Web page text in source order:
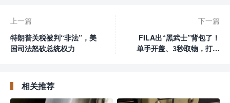
上一篇
特朗普关税被判“非法”，美
国司法怒砍总统权力
下一篇
FILA出“黑武士”背包了！
单手开盖、3秒取物，打工
相关推荐